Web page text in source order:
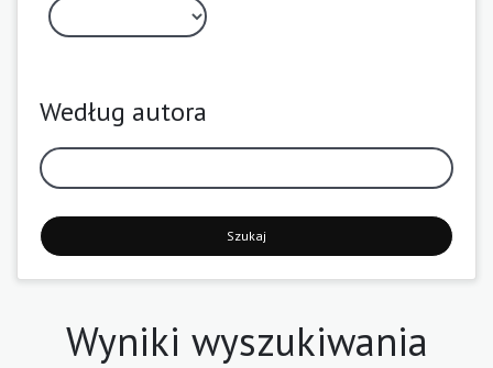
Według autora
Szukaj
Wyniki wyszukiwania